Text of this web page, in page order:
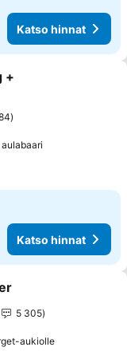
Katso hinnat
+
Katso hinnat
5 305
aukiolleKatso